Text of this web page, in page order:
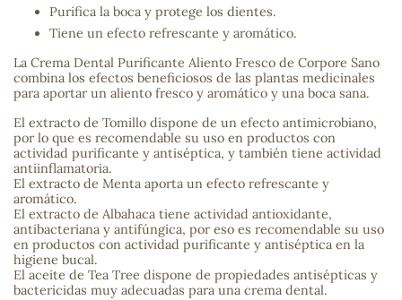
Purifica la boca y protege los dientes.
Tiene un efecto refrescante y aromático.
La Crema Dental Purificante Aliento Fresco de Corpore Sano
combina los efectos beneficiosos de las plantas medicinales
para aportar un aliento fresco y aromático y una boca sana.
El extracto de Tomillo dispone de un efecto antimicrobiano,
por lo que es recomendable su uso en productos con
actividad purificante y antiséptica, y también tiene actividad
antiinflamatoria.
El extracto de Menta aporta un efecto refrescante y
aromático.
El extracto de Albahaca tiene actividad antioxidante,
antibacteriana y antifúngica, por eso es recomendable su uso
en productos con actividad purificante y antiséptica en la
higiene bucal.
El aceite de Tea Tree dispone de propiedades antisépticas y
bactericidas muy adecuadas para una crema dental.